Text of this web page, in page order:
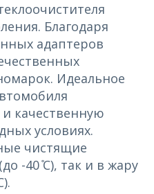
Благодаря
адаптеров
Идеальное
качественную
условиях.
чистящие
-40 ̊С), так и в жару